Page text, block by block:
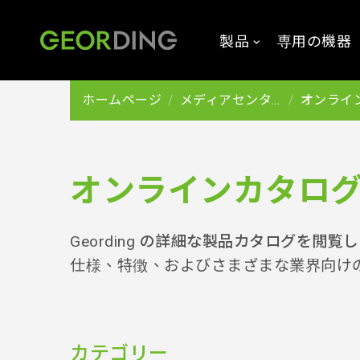
製品 専用の機器
ホームページ メディアセンター オンライン
オンラインカタロ
Geording の詳細な製品カタログを閲覧
仕様、特徴、およびさまざまな業界向
カテゴリー